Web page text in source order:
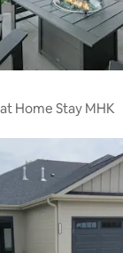
Home Stay MHK
Wybór gości